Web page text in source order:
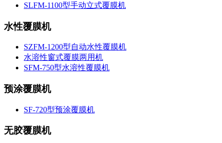
SLFM-1100型手动立式覆膜机
水性覆膜机
SZFM-1200型自动水性覆膜机
水溶性窗式覆膜两用机
SFM-750型水溶性覆膜机
预涂覆膜机
SF-720型预涂覆膜机
无胶覆膜机